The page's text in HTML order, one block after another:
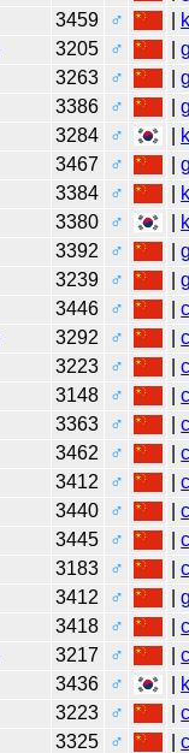
3459 ♂
3205 ♂ |
3263 ♂ |
3386 ♂ |
3284 ♂
3467 ♂ |
3384 ♂
3380 ♂
3392 ♂ |
3239 ♂ |
3446 ♂ |
3292 ♂ |
3223 ♂ |
3148 ♂ |
3363 ♂ |
3462 ♂ |
3412 ♂ |
3440 ♂ |
3445 ♂ |
3183 ♂ |
3412 ♂ |
3418 ♂ |
3217 ♂ |
3436 ♂
3223 ♂ |
3325 ♂ |